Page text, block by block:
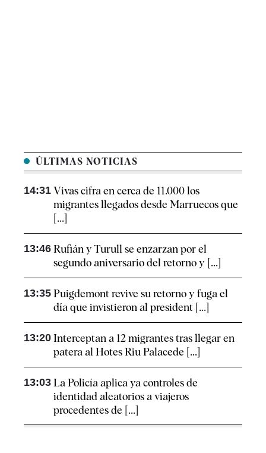
ÚLTIMAS NOTICIAS
14:31 Vivas cifra en cerca de 11.000 los
migrantes llegados desde Marruecos que
[...]
13:46 Rufián y Turull se enzarzan por el
segundo aniversario del retorno y [...]
13:35 Puigdemont revive su retorno y fuga el
día que invistieron al president [...]
13:20 Interceptan a 12 migrantes tras llegar en
patera al Hotes Riu Palacede [...]
13:03 La Policía aplica ya controles de
identidad aleatorios a viajeros
procedentes de [...]